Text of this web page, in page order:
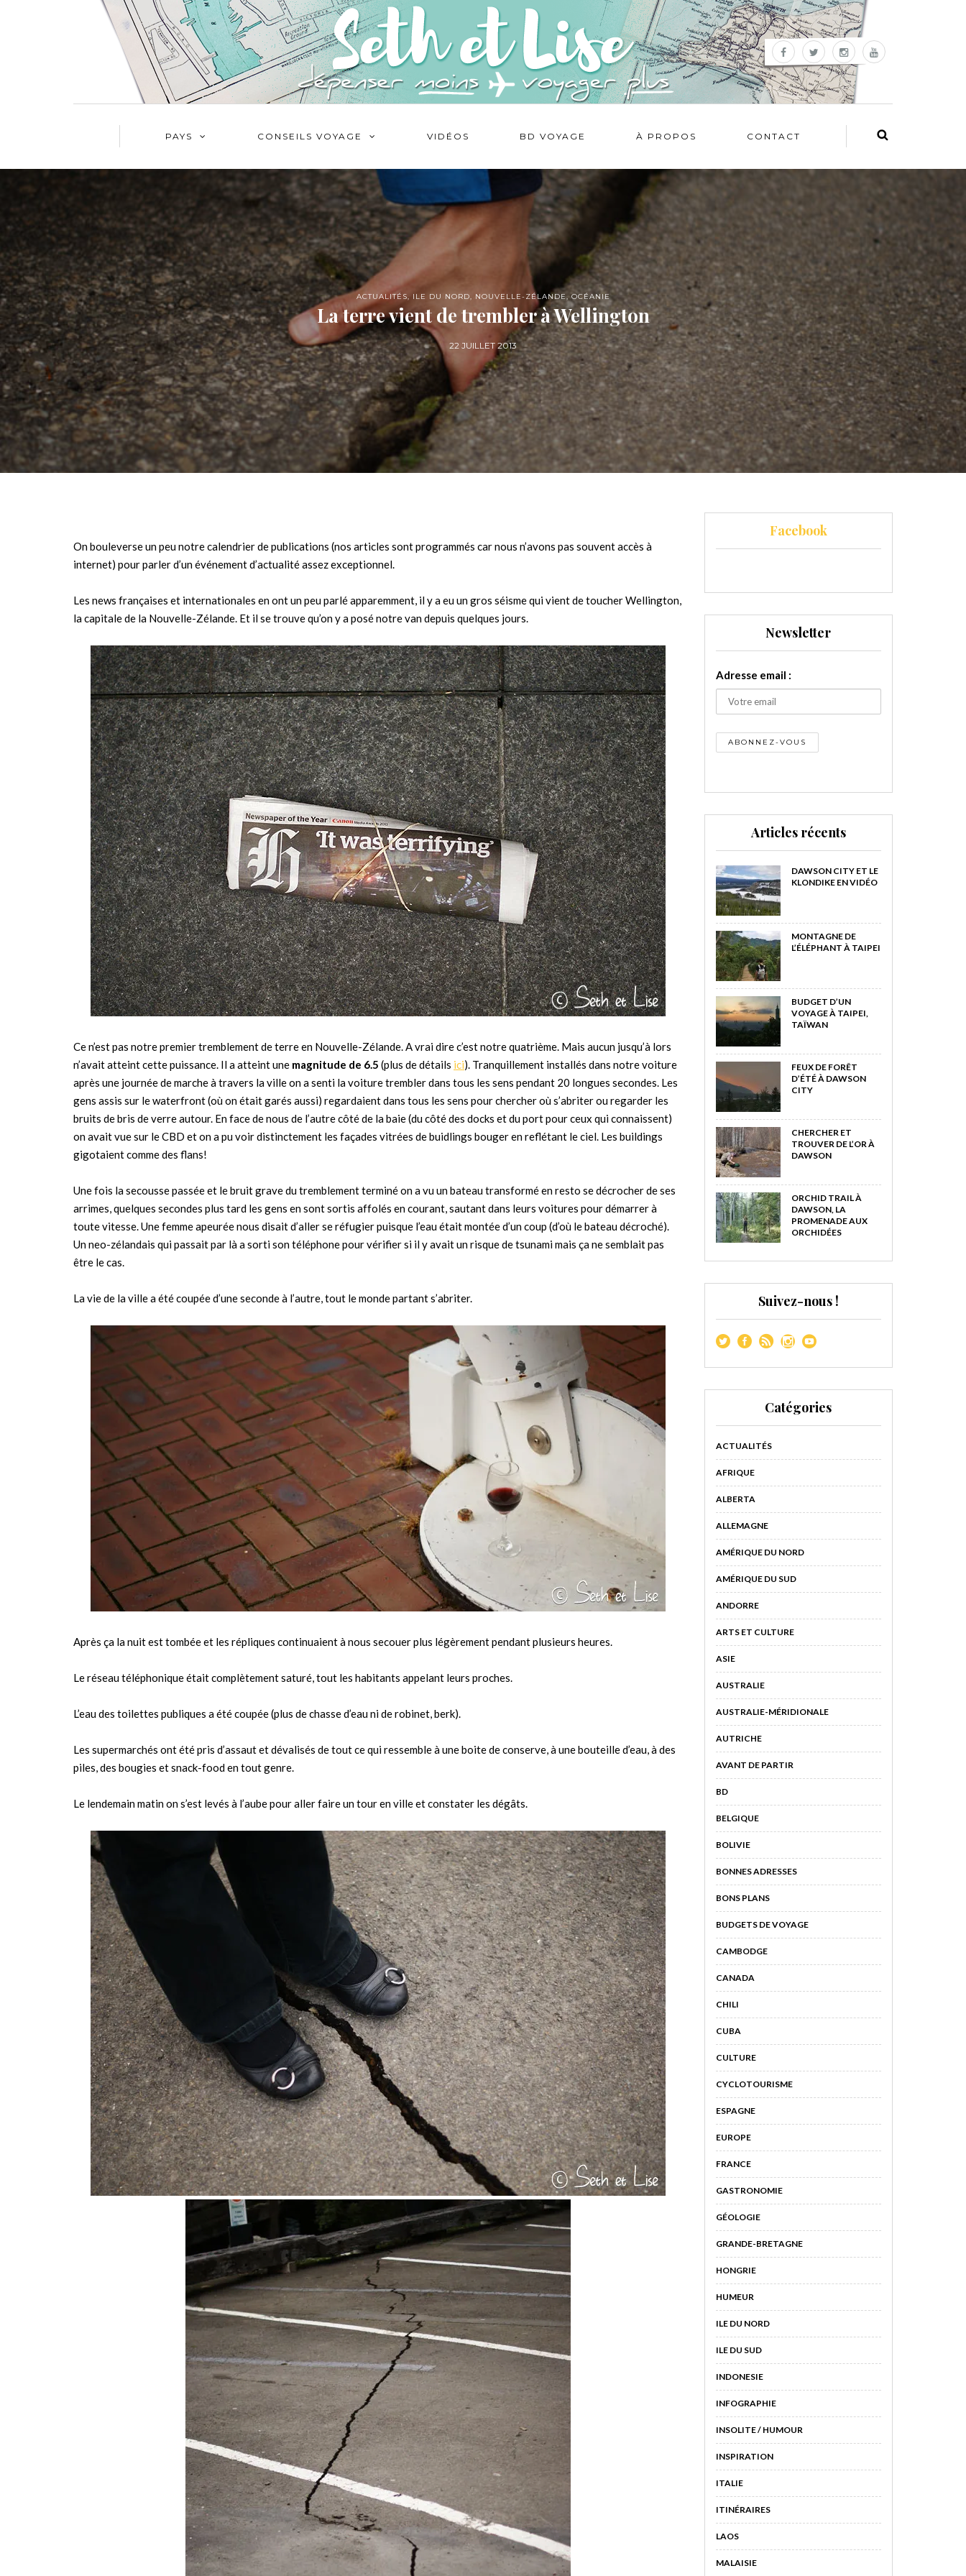
PAYS CONSEILS VOYAGE VIDÉOS BD VOYAGE À PROPOS CONTACT
ACTUALITÉS, ILE DU NORD, NOUVELLE-ZÉLANDE,OCÉANIE
La terre vient de trembler à Wellington
22 JUILLET 2013
On bouleverse un peu notre calendrier de publications (nos articles sont programmés car nous n’avons pas souvent accès à
internet) pour parler d’un événement d’actualité assez exceptionnel.
Les news françaises et internationales en ont un peu parlé apparemment, il y a eu un gros séisme qui vient de toucher Wellington,
la capitale de la Nouvelle-Zélande. Et il se trouve qu’on y a posé notre van depuis quelques jours.
Ce n’est pas notre premier tremblement de terre en Nouvelle-Zélande. A vrai dire c’est notre quatrième. Mais aucun jusqu’à lors
n’avait atteint cette puissance. Il a atteint une magnitude de 6.5 (plus de détails ici). Tranquillement installés dans notre voiture
après une journée de marche à travers la ville on a senti la voiture trembler dans tous les sens pendant 20 longues secondes. Les
gens assis sur le waterfront (où on était garés aussi) regardaient dans tous les sens pour chercher où s’abriter ou regarder les
bruits de bris de verre autour. En face de nous de l’autre côté de la baie (du côté des docks et du port pour ceux qui connaissent)
on avait vue sur le CBD et on a pu voir distinctement les façades vitrées de buidlings bouger en reflétant le ciel. Les buildings
gigotaient comme des flans!
Une fois la secousse passée et le bruit grave du tremblement terminé on a vu un bateau transformé en resto se décrocher de ses
arrimes, quelques secondes plus tard les gens en sont sortis affolés en courant, sautant dans leurs voitures pour démarrer à
toute vitesse. Une femme apeurée nous disait d’aller se réfugier puisque l’eau était montée d’un coup (d’où le bateau décroché).
Un neo-zélandais qui passait par là a sorti son téléphone pour vérifier si il y avait un risque de tsunami mais ça ne semblait pas
être le cas.
La vie de la ville a été coupée d’une seconde à l’autre, tout le monde partant s’abriter.
Après ça la nuit est tombée et les répliques continuaient à nous secouer plus légèrement pendant plusieurs heures.
Le réseau téléphonique était complètement saturé, tout les habitants appelant leurs proches.
L’eau des toilettes publiques a été coupée (plus de chasse d’eau ni de robinet, berk).
Les supermarchés ont été pris d’assaut et dévalisés de tout ce qui ressemble à une boite de conserve, à une bouteille d’eau, à des
piles, des bougies et snack-food en tout genre.
Le lendemain matin on s’est levés à l’aube pour aller faire un tour en ville et constater les dégâts.
Facebook
Newsletter
Adresse email :
Articles récents
DAWSON CITY ET LE
KLONDIKE EN VIDÉO
MONTAGNE DE
L’ÉLÉPHANT À TAIPEI
BUDGET D’UN
VOYAGE À TAIPEI,
TAÏWAN
FEUX DE FORÊT
D’ÉTÉ À DAWSON
CITY
CHERCHER ET
TROUVER DE L’OR À
DAWSON
ORCHID TRAIL À
DAWSON, LA
PROMENADE AUX
ORCHIDÉES
Suivez-nous !
Catégories
ACTUALITÉS
AFRIQUE
ALBERTA
ALLEMAGNE
AMÉRIQUE DU NORD
AMÉRIQUE DU SUD
ANDORRE
ARTS ET CULTURE
ASIE
AUSTRALIE
AUSTRALIE-MÉRIDIONALE
AUTRICHE
AVANT DE PARTIR
BD
BELGIQUE
BOLIVIE
BONNES ADRESSES
BONS PLANS
BUDGETS DE VOYAGE
CAMBODGE
CANADA
CHILI
CUBA
CULTURE
CYCLOTOURISME
ESPAGNE
EUROPE
FRANCE
GASTRONOMIE
GÉOLOGIE
GRANDE-BRETAGNE
HONGRIE
HUMEUR
ILE DU NORD
ILE DU SUD
INDONESIE
INFOGRAPHIE
INSOLITE / HUMOUR
INSPIRATION
ITALIE
ITINÉRAIRES
LAOS
MALAISIE